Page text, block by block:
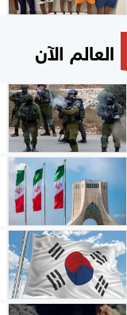
العالم الآن